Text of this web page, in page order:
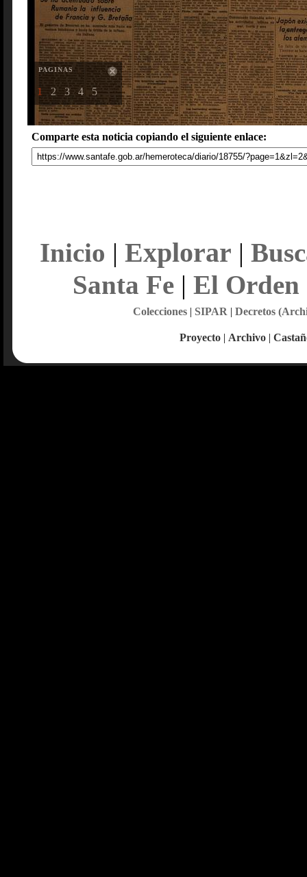
PAGINAS
1 2 3 4 5
Comparte esta noticia copiando el siguiente enlace:
Inicio | Explorar |
Santa Fe| El Orden
Colecciones| SIPAR | Decretos
Proyecto | Archivo |